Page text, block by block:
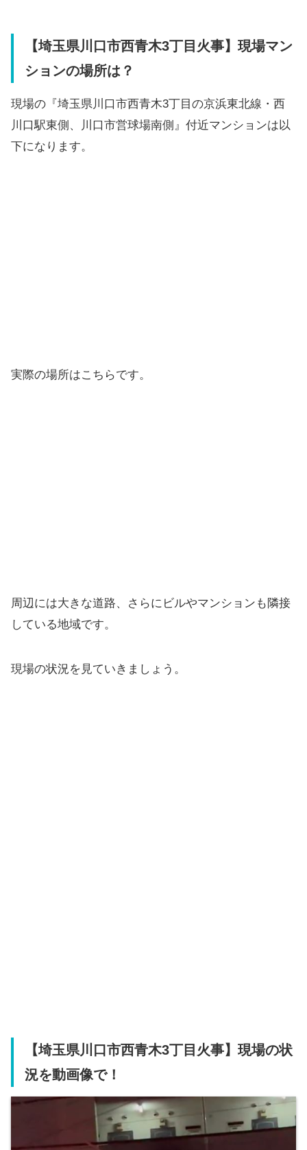
【埼玉県川口市西青木3丁目火事】現場マン
ションの場所は？
現場の『埼玉県川口市西青木3丁目の京浜東北線・西
川口駅東側、川口市営球場南側』付近マンションは以
下になります。
実際の場所はこちらです。
周辺には大きな道路、さらにビルやマンションも隣接
している地域です。
現場の状況を見ていきましょう。
【埼玉県川口市西青木3丁目火事】現場の状
況を動画像で！